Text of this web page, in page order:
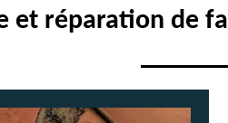
et réparation de